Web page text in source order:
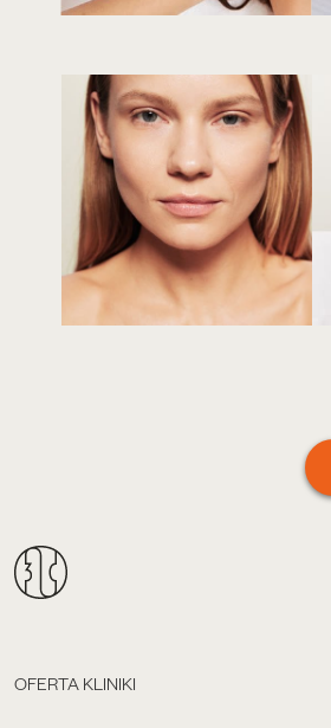
OFERTA KLINIKI